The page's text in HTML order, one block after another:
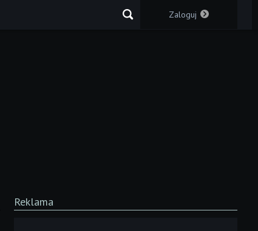
Zaloguj
Reklama